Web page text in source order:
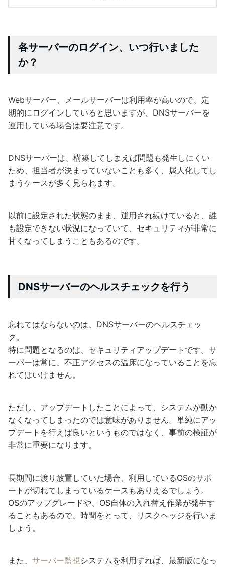
各サーバーのログイン、いつ行いました
か？
Webサーバー、メールサーバーは利用率が高いので、定
期的にログインしていると思いますが、DNSサーバーを
運用している場合は要注意です。
DNSサーバーは、構築してしまえば問題も発生しにくい
ため、担当者が決まっていないことも多く、属人化してし
まうケースが多く見られます。
以前に設定された状態のまま、運用され続けていると、誰
も設定できない状況になっていて、セキュリティが非常に
甘くなってしまうこともあるのです。
DNSサーバーのヘルスチェックを行う
忘れてはならないのは、DNSサーバーのヘルスチェッ
ク。
特に問題となるのは、セキュリティアップデートです。サ
ーバーは常に、不正アクセスの温床になっていることを忘
れてはいけません。
ただし、アップデートしたことによって、システムが動か
なくなってしまったのでは意味がありません。単純にアッ
プデートを行えば良いというものではなく、事前の検証が
非常に重要になります。
長期間に渡り放置していた場合、利用しているOSのサポ
ートが切れてしまっているケースもありえるでしょう。
OSのアップグレードや、OS自体の入れ替え作業が発生す
ることもあるので、時間をとって、リスクヘッジを行いま
しょう。
また、 サーバー監視 システムを利用すれば、最新版になっ